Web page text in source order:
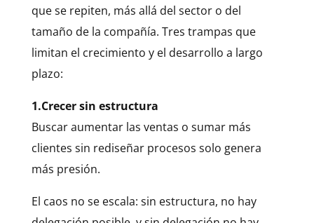
que se repiten, más allá del sector o del
tamaño de la compañía. Tres trampas que
limitan el crecimiento y el desarrollo a largo
plazo:
1.Crecer sin estructura
Buscar aumentar las ventas o sumar más
clientes sin rediseñar procesos solo genera
más presión.
El caos no se escala: sin estructura, no hay